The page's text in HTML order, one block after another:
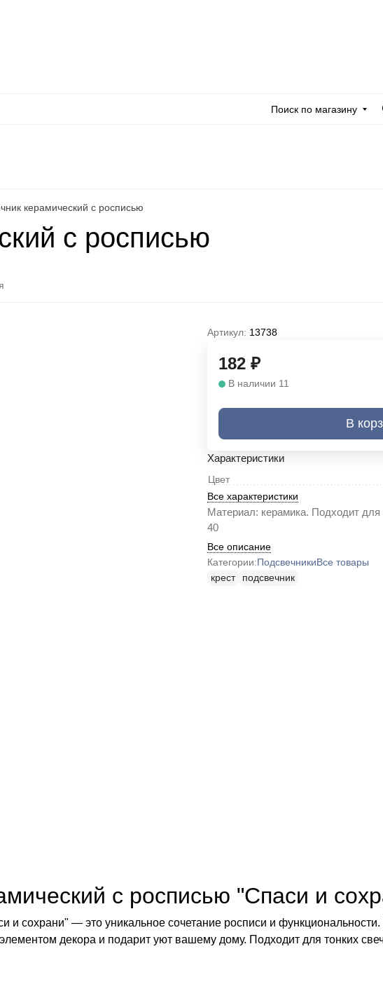
Поиск по магазину
керамический с росписью
с росписью
Артикул: 13738
182 ₽
В наличии 11
В
Характеристики
Цвет
Все характеристики
Материал: керамика. Подходит
40
Все описание
Категории:ПодсвечникиВсе товары
крест
подсвечник
с росписью "Спаси и
и сохрани" — это уникальное сочетание росписи и
декора и подарит уют вашему дому. Подходит для тонких